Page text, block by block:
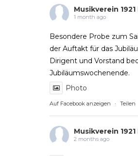
Musikverein
1 month ago
Besondere Probe zum
der Auftakt für das
Dirigent und Vorstand
Jubiläumswochenende.
Photo
Auf Facebook anzeigen · Teilen
Musikverein
2 months ago